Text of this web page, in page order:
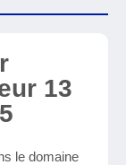
13
le domaine